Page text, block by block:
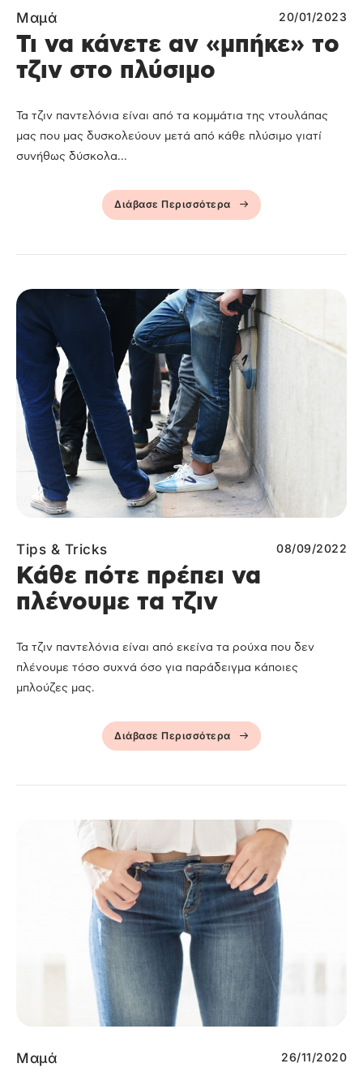
Μαμά 20/01/2023
Τι να κάνετε αν «μπήκε» το
τζιν στο πλύσιμο
Τα τζιν παντελόνια είναι από τα κομμάτια της ντουλάπας
μας που μας δυσκολεύουν μετά από κάθε πλύσιμο γιατί
συνήθως δύσκολα...
Διάβασε Περισσότερα
Tips & Tricks 08/09/2022
Κάθε πότε πρέπει να
πλένουμε τα τζιν
Τα τζιν παντελόνια είναι από εκείνα τα ρούχα που δεν
πλένουμε τόσο συχνά όσο για παράδειγμα κάποιες
μπλούζες μας.
Διάβασε Περισσότερα
Μαμά 26/11/2020